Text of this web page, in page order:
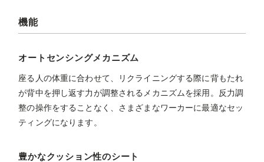
機能
オートセンシングメカニズム
座る人の体重に合わせて、リクライニングする際に背もたれ
が背中を押し返す力が調整されるメカニズムを採用。反力調
整の操作をすることなく、さまざまなワーカーに最適なセッ
ティングになります。
豊かなクッション性のシート